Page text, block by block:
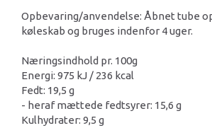
Opbevaring/anvendelse: Åbnet tube
køleskab og bruges indenfor 4 uger.
Næringsindhold pr. 100g
Energi: 975 kJ / 236 kcal
Fedt: 19,5 g
- heraf mættede fedtsyrer: 15,6 g
Kulhydrater: 9,5 g